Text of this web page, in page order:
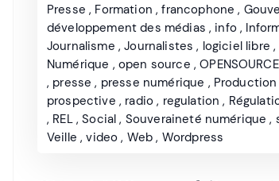
Presse , Formation ,francophone ,
développement des médias , info,
Journalisme ,Journalistes , logiciel libre ,
Numérique , open source ,OPENSOURCE
, presse , presse numérique ,
prospective , radio , regulation ,
, REL,Social , Souveraineté numérique ,
Veille ,video , Web , Wordpress